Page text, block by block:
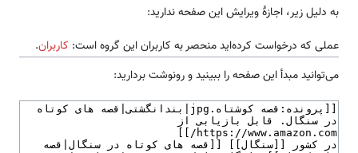
به دلیل زیر، اجازهٔ ویرایش این صفحه ندارید:
عملی که درخواست کرده‌اید منحصر به کاربران این گروه است: کاربران.
می‌توانید مبدأ این صفحه را ببینید و رونوشت بردارید: